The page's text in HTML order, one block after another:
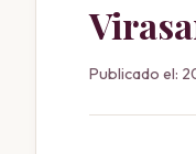
Publicado el: